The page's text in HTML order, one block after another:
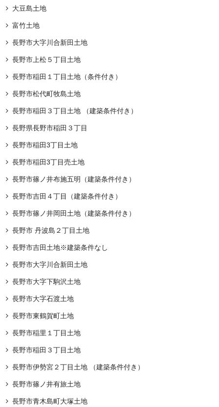
大豆島土地
富竹土地
長野市大字川合新田土地
長野市上松５丁目土地
長野市稲田１丁目土地（条件付き）
長野市松代町牧島土地
長野市稲田３丁目土地 （建築条件付き）
長野県長野市稲田３丁目
長野市稲田3丁目土地
長野市稲田3丁目売土地
長野市篠ノ井布施五明（建築条件付き）
長野市吉田４丁目（建築条件付き）
長野市篠ノ井岡田土地（建築条件付き）
長野市 丹波島２丁目土地
長野市吉田土地※建築条件なし
長野市大字川合新田土地
長野市大字下駒沢土地
長野市大字石渡土地
長野市東鶴賀町土地
長野市稲里１丁目土地
長野市稲田３丁目土地
長野市伊勢宮２丁目土地 （建築条件付き）
長野市篠ノ井有旅土地
長野市青木島町大塚土地